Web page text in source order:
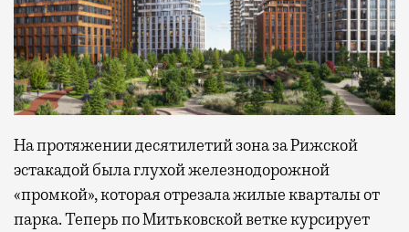
На протяжении десятилетий зона за Рижской
эстакадой была глухой железнодорожной
«промкой», которая отрезала жилые кварталы от
парка. Теперь по Митьковской ветке курсирует